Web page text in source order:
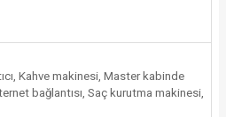
Kahve makinesi, Master kabinde
bağlantısı, Saç kurutma makinesi,